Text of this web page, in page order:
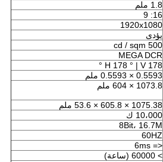
1.8 ملم
16: 9
1920x1080
يؤدى
500 cd / sqm
MEGA DCR
H 178 ° | V 178 °
0.5593 × 0.5593 ملم
1073.8 × 604 ملم
1075.38
×
605.8
× 53.6 ملم
10،000 ك
8Bit، 16.7M
60HZ
<= 6ms
> 60000 (ساعة)